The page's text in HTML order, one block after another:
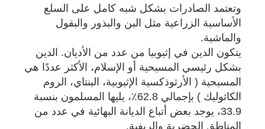
وتعتمد الصادرات بشكل شبه كامل على السلع
الأساسية الزراعية مثل البن والبذور والبقول
والماشية.
يتكون الدين في إثيوبيا من عدد من الأديان. الدين
بشكل رئيسي المسيحية أو الإسلام، الأكثر عددًا هي
المسيحية ( الأرثوذكسية الإثيوبية، البنتاي، الروم
الكاثوليك ) بإجمالي 62.8٪، يليها المسلمون بنسبة
33.9، يوجد بعض أتباع الديانة البهائية في عدد من
المناطق الحضرية والريفية.